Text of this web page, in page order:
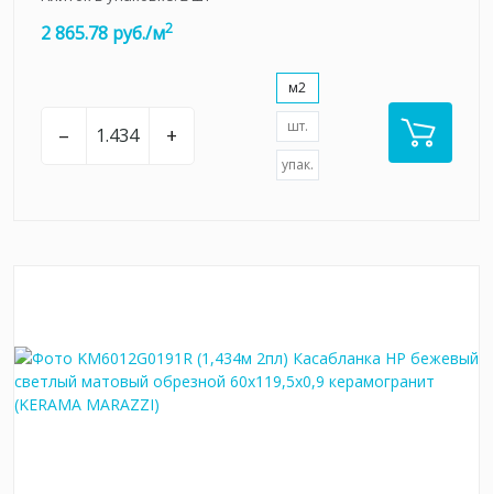
2 865.78 руб./м2
– +
м2
шт.
упак.